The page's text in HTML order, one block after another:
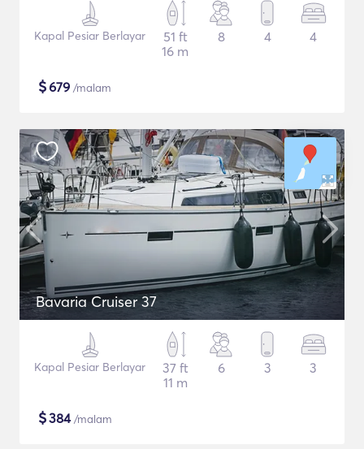
Kapal Pesiar Berlayar
51 ft
16 m
8 4 4
$679 /malam
Bavaria Cruiser 37
Kapal Pesiar Berlayar
37 ft
11 m
6 3 3
$384/malam